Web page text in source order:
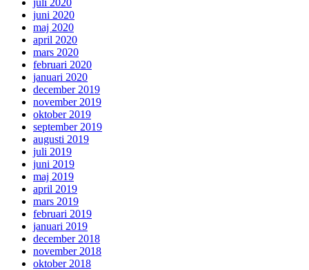
juni 2020
maj 2020
april 2020
mars 2020
februari 2020
januari 2020
december 2019
november 2019
oktober 2019
september 2019
augusti 2019
juli 2019
juni 2019
maj 2019
april 2019
mars 2019
februari 2019
januari 2019
december 2018
november 2018
oktober 2018